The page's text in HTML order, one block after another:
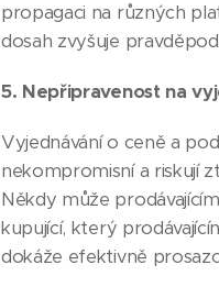
propagaci na různých
dosah zvyšuje
5. Nepřipravenost na
Vyjednávání o ceně a
nekompromisní a riskují
Někdy může
kupující, který
dokáže efektivně